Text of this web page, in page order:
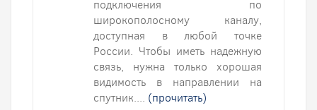
подключения по
широкополосному каналу,
доступная в любой точке
России. Чтобы иметь надежную
связь, нужна только хорошая
видимость в направлении на
спутник.... (прочитать)